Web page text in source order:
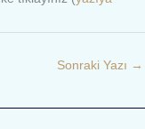
Sonraki Yazı →